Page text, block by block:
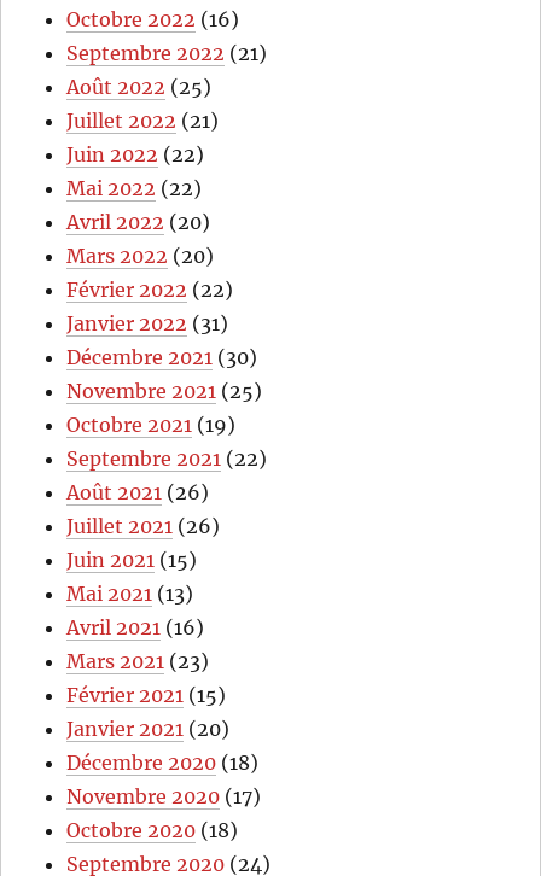
Octobre 2022 (16)
Septembre 2022 (21)
Août 2022 (25)
Juillet 2022 (21)
Juin 2022 (22)
Mai 2022 (22)
Avril 2022 (20)
Mars 2022 (20)
Février 2022 (22)
Janvier 2022 (31)
Décembre 2021 (30)
Novembre 2021 (25)
Octobre 2021 (19)
Septembre 2021 (22)
Août 2021 (26)
Juillet 2021 (26)
Juin 2021 (15)
Mai 2021 (13)
Avril 2021 (16)
Mars 2021 (23)
Février 2021 (15)
Janvier 2021 (20)
Décembre 2020 (18)
Novembre 2020 (17)
Octobre 2020 (18)
Septembre 2020 (24)